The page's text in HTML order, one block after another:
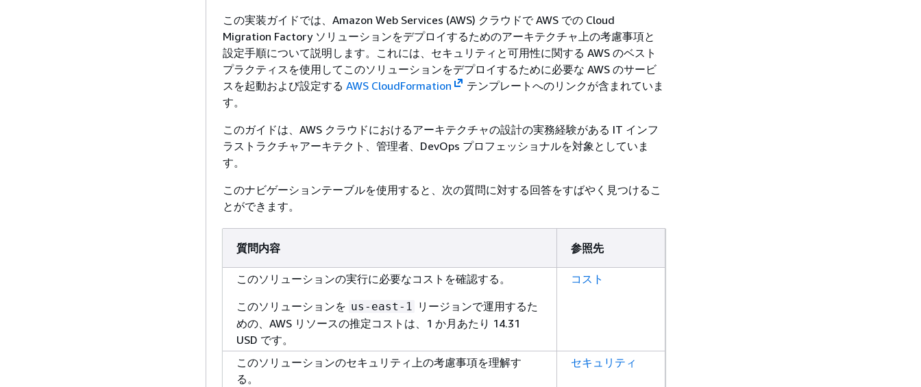
この実装ガイドでは、Amazon Web Services (AWS) クラウドで AWS での Cloud
Migration Factory ソリューションをデプロイするためのアーキテクチャ上の考慮事項と
設定手順について説明します。これには、セキュリティと可用性に関する AWS のベスト
プラクティスを使用してこのソリューションをデプロイするために必要な AWS のサービ
スを起動および設定する AWS CloudFormation
テンプレートへのリンクが含まれていま
す。
このガイドは、AWS クラウドにおけるアーキテクチャの設計の実務経験がある IT インフ
ラストラクチャアーキテクト、管理者、DevOps プロフェッショナルを対象としていま
す。
このナビゲーションテーブルを使用すると、次の質問に対する回答をすばやく見つけるこ
とができます。
質問内容 参照先
このソリューションの実行に必要なコストを確認する。
このソリューションを us-east-1 リージョンで運用するた
めの、AWS リソースの推定コストは、1 か月あたり 14.31
USD です。
コスト
このソリューションのセキュリティ上の考慮事項を理解す
る。
セキュリティ